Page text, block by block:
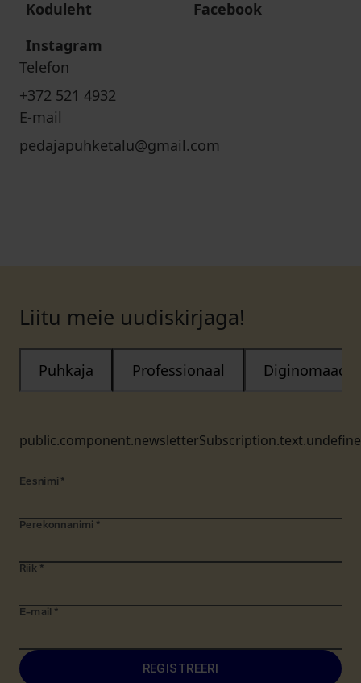
Koduleht
Facebook
Instagram
Telefon
+372 521 4932
E-mail
pedajapuhketalu@gmail.com
Liitu meie uudiskirjaga!
Puhkaja Professionaal Diginomaad
Eesnimi *
Perekonnanimi *
Riik *
E-mail *
REGISTREERI